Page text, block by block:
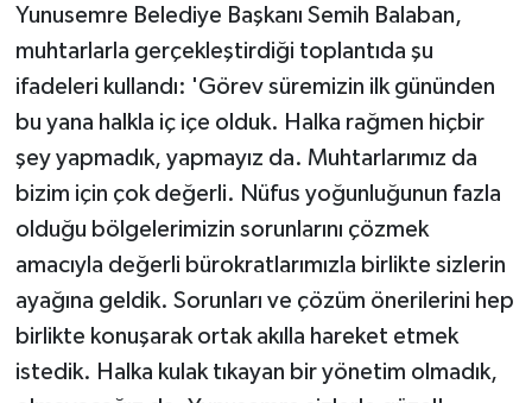
Yunusemre Belediye Başkanı Semih Balaban,
muhtarlarla gerçekleştirdiği toplantıda şu
ifadeleri kullandı: 'Görev süremizin ilk gününden
bu yana halkla iç içe olduk. Halka rağmen hiçbir
şey yapmadık, yapmayız da. Muhtarlarımız da
bizim için çok değerli. Nüfus yoğunluğunun fazla
olduğu bölgelerimizin sorunlarını çözmek
amacıyla değerli bürokratlarımızla birlikte sizlerin
ayağına geldik. Sorunları ve çözüm önerilerini hep
birlikte konuşarak ortak akılla hareket etmek
istedik. Halka kulak tıkayan bir yönetim olmadık,